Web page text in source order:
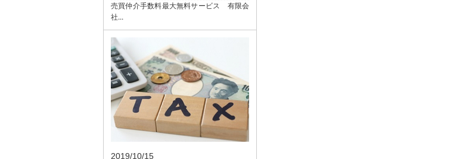
売買仲介手数料最大無料サービス 有限会
社...
2019/10/15